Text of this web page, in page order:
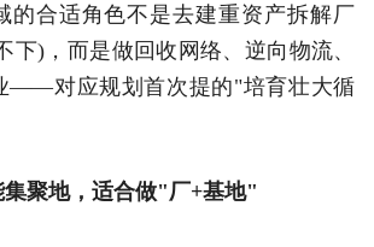
的合适角色不是去建重资产拆解厂
下)，而是做回收网络、逆向物流、
——对应规划首次提的"培育壮大循
集聚地，适合做"厂+基地"